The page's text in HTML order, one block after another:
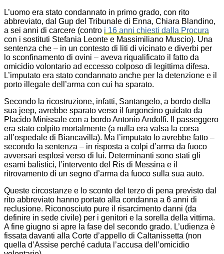
L’uomo era stato condannato in primo grado, con rito
abbreviato, dal Gup del Tribunale di Enna, Chiara Blandino,
a sei anni di carcere (contro i 16 anni chiesti dalla Procura
con i sostituti Stefania Leonte e Massimiliano Muscio). Una
sentenza che – in un contesto di liti di vicinato e diverbi per
lo sconfinamento di ovini – aveva riqualificato il fatto da
omicidio volontario ad eccesso colposo di legittima difesa.
L’imputato era stato condannato anche per la detenzione e il
porto illegale dell’arma con cui ha sparato.
Secondo la ricostruzione, infatti, Santangelo, a bordo della
sua jeep, avrebbe sparato verso il furgoncino guidato da
Placido Minissale con a bordo Antonio Andolfi. Il passeggero
era stato colpito mortalmente (a nulla era valsa la corsa
all’ospedale di Biancavilla). Ma l’imputato lo avrebbe fatto –
secondo la sentenza – in risposta a colpi d’arma da fuoco
avversari esplosi verso di lui. Determinanti sono stati gli
esami balistici, l’intervento del Ris di Messina e il
ritrovamento di un segno d’arma da fuoco sulla sua auto.
Queste circostanze e lo sconto del terzo di pena previsto dal
rito abbreviato hanno portato alla condanna a 6 anni di
reclusione. Riconosciuto pure il risarcimento danni (da
definire in sede civile) per i genitori e la sorella della vittima.
A fine giugno si apre la fase del secondo grado. L’udienza è
fissata davanti alla Corte d’appello di Caltanissetta (non
quella d’Assise perché caduta l’accusa dell’omicidio